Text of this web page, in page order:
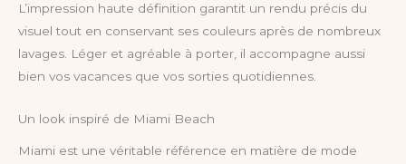
L’impression haute définition garantit un rendu précis du
visuel tout en conservant ses couleurs après de nombreux
lavages. Léger et agréable à porter, il accompagne aussi
bien vos vacances que vos sorties quotidiennes.
Un look inspiré de Miami Beach
Miami est une véritable référence en matière de mode